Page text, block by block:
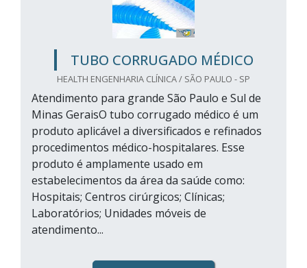
TUBO CORRUGADO MÉDICO
HEALTH ENGENHARIA CLÍNICA / SÃO PAULO - SP
Atendimento para grande São Paulo e Sul de
Minas GeraisO tubo corrugado médico é um
produto aplicável a diversificados e refinados
procedimentos médico-hospitalares. Esse
produto é amplamente usado em
estabelecimentos da área da saúde como:
Hospitais; Centros cirúrgicos; Clínicas;
Laboratórios; Unidades móveis de
atendimento...